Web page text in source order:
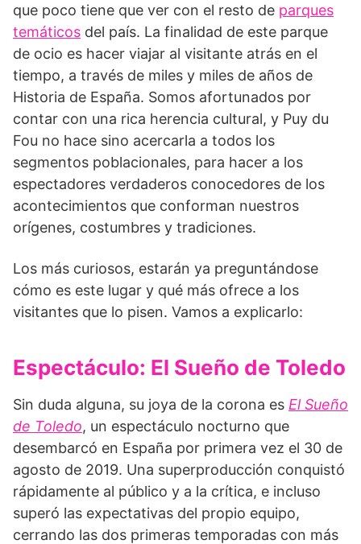
que poco tiene que ver con el resto de parques
temáticos del país. La finalidad de este parque
de ocio es hacer viajar al visitante atrás en el
tiempo, a través de miles y miles de años de
Historia de España. Somos afortunados por
contar con una rica herencia cultural, y Puy du
Fou no hace sino acercarla a todos los
segmentos poblacionales, para hacer a los
espectadores verdaderos conocedores de los
acontecimientos que conforman nuestros
orígenes, costumbres y tradiciones.
Los más curiosos, estarán ya preguntándose
cómo es este lugar y qué más ofrece a los
visitantes que lo pisen. Vamos a explicarlo:
Espectáculo: El Sueño de Toledo
Sin duda alguna, su joya de la corona es El Sueño
de Toledo, un espectáculo nocturno que
desembarcó en España por primera vez el 30 de
agosto de 2019. Una superproducción conquistó
rápidamente al público y a la crítica, e incluso
superó las expectativas del propio equipo,
cerrando las dos primeras temporadas con más